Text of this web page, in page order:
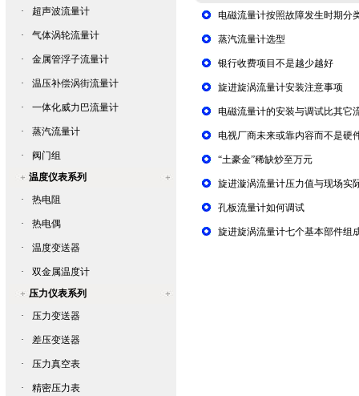
· 超声波流量计
· 气体涡轮流量计
· 金属管浮子流量计
· 温压补偿涡街流量计
· 一体化威力巴流量计
· 蒸汽流量计
·
阀门组
温度仪表系列
·
热电阻
· 热电偶
· 温度变送器
·
双金属温度计
压力仪表系列
·
压力变送器
· 差压变送器
· 压力真空表
· 精密压力表
电磁流量计按照故障发生时期分
蒸汽流量计选型
银行收费项目不是越少越好
旋进旋涡流量计安装注意事项
电磁流量计的安装与调试比其它
电视厂商未来或靠内容而不是硬
“土豪金”稀缺炒至万元
旋进漩涡流量计压力值与现场实
孔板流量计如何调试
旋进旋涡流量计七个基本部件组